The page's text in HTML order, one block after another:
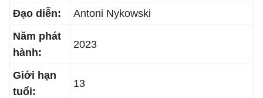
Đạo diễn:
Antoni Nykowski
Năm phát
hành:
2023
Giới hạn
tuổi:
13